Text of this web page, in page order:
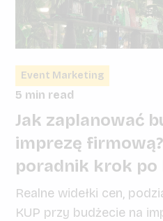
Event Marketing
5 min read
Jak zaplanować
imprezę
poradnik krok po
Realne widełki cen,
KUP przy budżecie na